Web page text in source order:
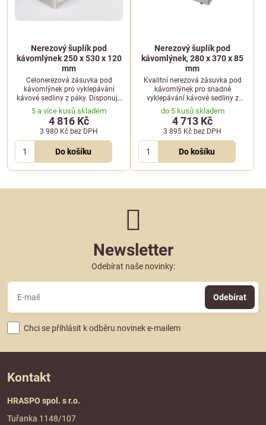
Nerezový šuplík pod
kávomlýnek 250 x 530 x 120
mm
Celonerezová zásuvka pod
kávomlýnek pro vyklepávání
kávové sedliny z páky. Disponuje
tichými silonovými pojezdy,
gumovými nožičkami a
pogumovanou odklepávací tyčí.
5 a více kusů skladem
4 816 Kč
3 980 Kč bez DPH
Do košíku
Nerezový šuplík pod
kávomlýnek, 280 x 370 x 85
mm
Kvalitní nerezová zásuvka pod
kávomlýnek pro snadné
vyklepávání kávové sedliny z
páky přímo na pracovišti baristy.
do 5 kusů skladem
4 713 Kč
3 895 Kč bez DPH
Do košíku
Newsletter
Odebírat naše novinky:
Odebírat
Chci se přihlásit k odběru novinek e-mailem
Kontakt
HRASPO spol. s r.o.
Tuřanka 1148/107